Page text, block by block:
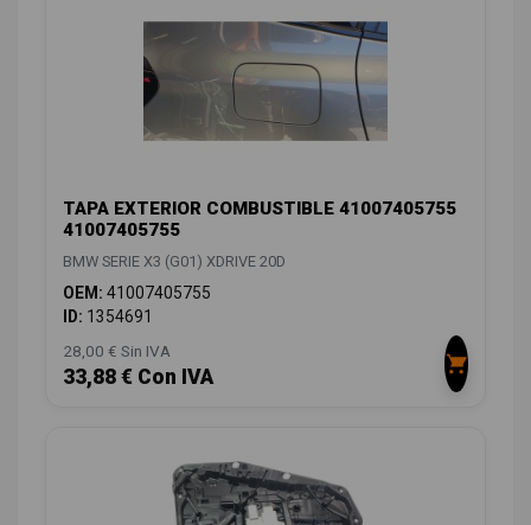
TAPA EXTERIOR COMBUSTIBLE 41007405755
41007405755
BMW SERIE X3 (G01) XDRIVE 20D
OEM: 41007405755
ID: 1354691
28,00 € Sin IVA
33,88 € Con IVA